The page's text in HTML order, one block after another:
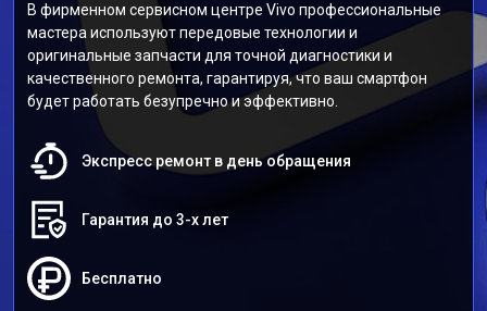
В фирменном сервисном центре Vivo профессиональные
мастера используют передовые технологии и
оригинальные запчасти для точной диагностики и
качественного ремонта, гарантируя, что ваш смартфон
будет работать безупречно и эффективно.
Экспресс ремонт в день обращения
Гарантия до 3-х лет
Бесплатно